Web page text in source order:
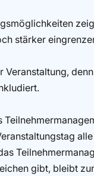
stärker
gibt, bleibt